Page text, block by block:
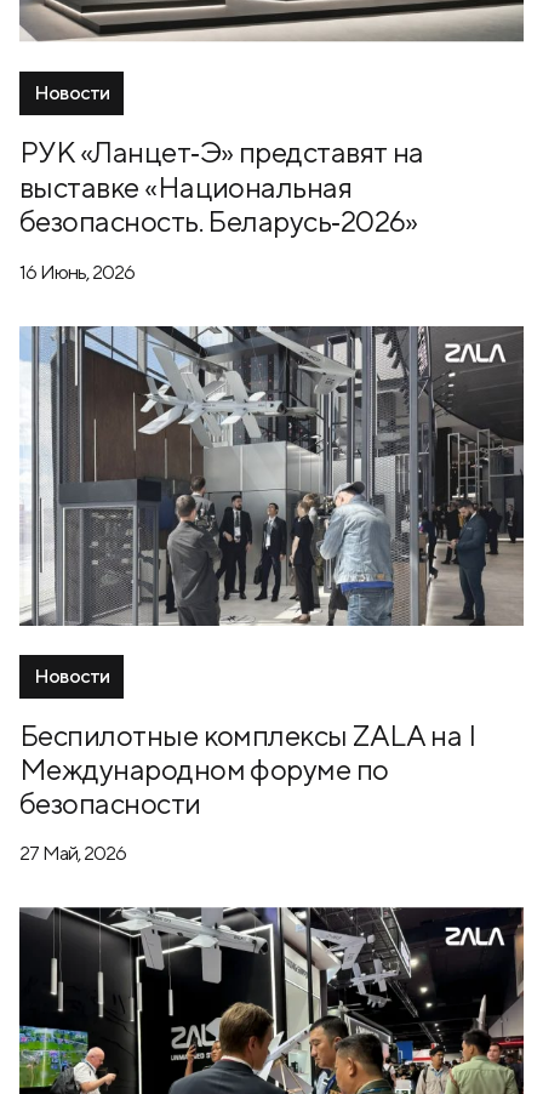
Новости
РУК «Ланцет‑Э» представят на
выставке «Национальная
безопасность. Беларусь‑2026»
16 Июнь, 2026
Новости
Беспилотные комплексы ZALA на I
Международном форуме по
безопасности
27 Май, 2026